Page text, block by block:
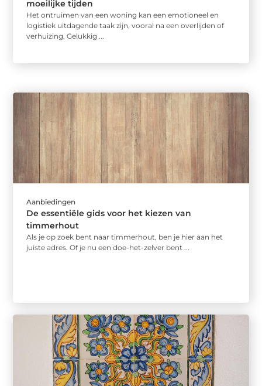
moeilijke tijden
Het ontruimen van een woning kan een emotioneel en
logistiek uitdagende taak zijn, vooral na een overlijden of
verhuizing. Gelukkig ...
Aanbiedingen
De essentiële gids voor het kiezen van
timmerhout
Als je op zoek bent naar timmerhout, ben je hier aan het
juiste adres. Of je nu een doe-het-zelver bent ...